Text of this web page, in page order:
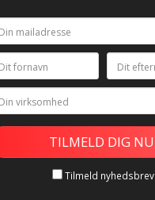
Tilmeld nyhedsbrev